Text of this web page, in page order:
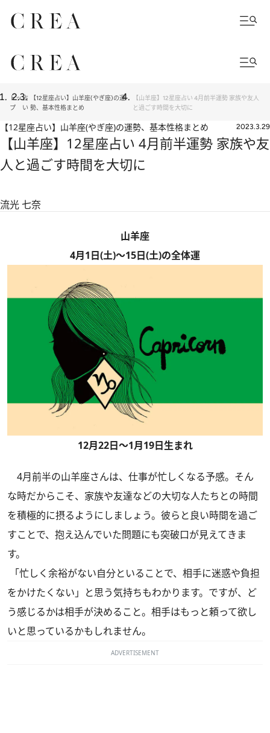
トッ
プ
占
い
【12星座占い】山羊座(やぎ座)の運
勢、基本性格まとめ
【山羊座】12星座占い 4月前半運勢 家族や友人
と過ごす時間を大切に
【12星座占い】山羊座(やぎ座)の運勢、基本性格まとめ 2023.3.29
【山羊座】12星座占い 4月前半運勢 家族や友
人と過ごす時間を大切に
流光 七奈
山羊座
4月1日(土)～15日(土)の全体運
12月22日～1月19日生まれ
4月前半の山羊座さんは、仕事が忙しくなる予感。そん
な時だからこそ、家族や友達などの大切な人たちとの時間
を積極的に摂るようにしましょう。彼らと良い時間を過ご
すことで、抱え込んでいた問題にも突破口が見えてきま
す。
「忙しく余裕がない自分といることで、相手に迷惑や負担
をかけたくない」と思う気持ちもわかります。ですが、ど
う感じるかは相手が決めること。相手はもっと頼って欲し
いと思っているかもしれません。
ADVERTISEMENT